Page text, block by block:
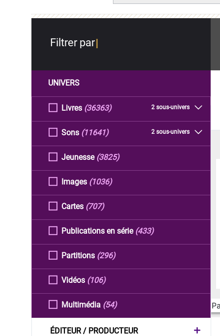
Filtrer par
UNIVERS
Livres 2 sous-univers
(36363)
Sons 2 sous-univers
(11641)
Jeunesse (3825)
Images (1036)
Cartes (707)
Publications en série (433)
Partitions (296)
Vidéos (106)
Multimédia (54)
ÉDITEUR / PRODUCTEUR